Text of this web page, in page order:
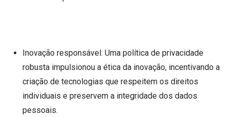
Inovação responsável: Uma política de privacidade
robusta impulsionou a ética da inovação, incentivando a
criação de tecnologias que respeitem os direitos
individuais e preservem a integridade dos dados
pessoais.